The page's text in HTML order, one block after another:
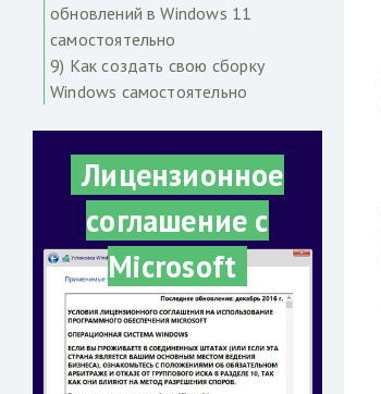
обновлений в Windows 11
самостоятельно
9) Как создать свою сборку
Windows самостоятельно
Лицензионное
соглашение с
Microsoft